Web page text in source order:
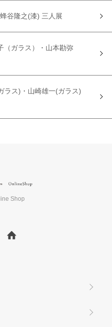
谷隆之(漆) 三人展
（ガラス）・山本勘弥
ラス)・山崎雄一(ガラス)
Shop